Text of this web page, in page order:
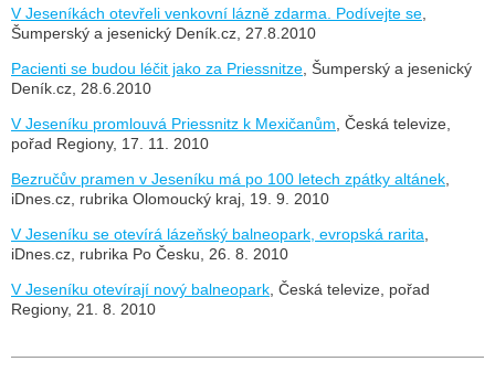
V Jeseníkách otevřeli venkovní lázně zdarma. Podívejte se
Šumperský a jesenický Deník.cz, 27.8.2010
Pacienti se budou léčit jako za Priessnitze , Šumperský a jesenický
Deník.cz, 28.6.2010
V Jeseníku promlouvá Priessnitz k Mexičanům , Česká televize,
pořad Regiony, 17. 11. 2010
Bezručův pramen v Jeseníku má po 100 letech zpátky altánek
iDnes.cz, rubrika Olomoucký kraj, 19. 9. 2010
V Jeseníku se otevírá lázeňský balneopark, evropská rarita
iDnes.cz, rubrika Po Česku, 26. 8. 2010
V Jeseníku otevírají nový balneopark , Česká televize, pořad
Regiony, 21. 8. 2010